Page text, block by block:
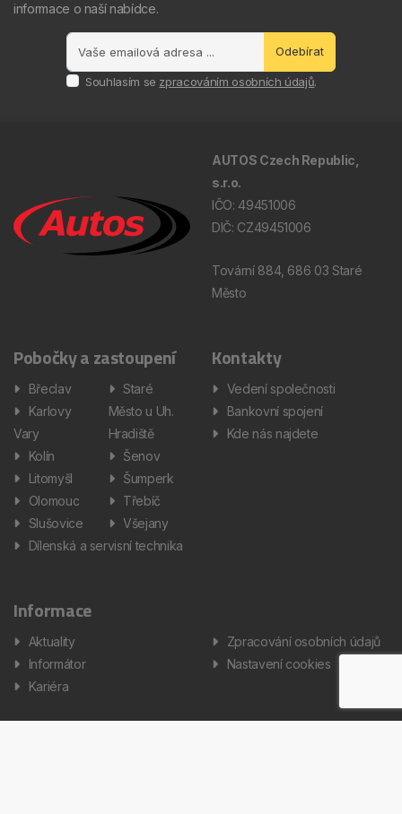
informace o naší nabídce.
Odebírat
Souhlasím se zpracováním osobních údajů.
AUTOS Czech Republic,
s.r.o.
IČO: 49451006
DIČ: CZ49451006
Tovární 884, 686 03 Staré
Město
Pobočky a zastoupení
Břeclav
Karlovy
Vary
Kolín
Litomyšl
Olomouc
Slušovice
Staré
Město u Uh.
Hradiště
Šenov
Šumperk
Třebíč
Všejany
Dílenská a servisní technika
Kontakty
Vedení společnosti
Bankovní spojení
Kde nás najdete
Informace
Aktuality
Informátor
Kariéra
Zpracování osobních údajů
Nastavení cookies